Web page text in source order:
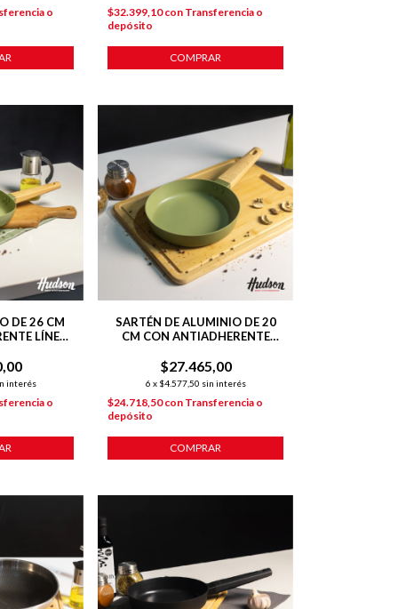
o
$32.399,10con Transferencia o
depósito
COMPRAR
DE 26 CM
LÍNEA
interés
o
SARTÉN DE ALUMINIO DE 20
CM CON ANTIADHERENTE
$27.465,00
6 x $4.577,50 sin interés
$24.718,50con Transferencia o
depósito
COMPRAR